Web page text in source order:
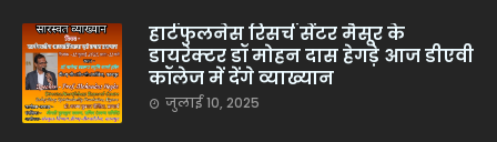
हार्टफुलनेस रिसर्च सेंटर मैसूर के
डायरेक्टर डॉ मोहन दास हेगड़े आज डीएवी
कॉलेज में देंगे व्याख्यान
जुलाई 10, 2025